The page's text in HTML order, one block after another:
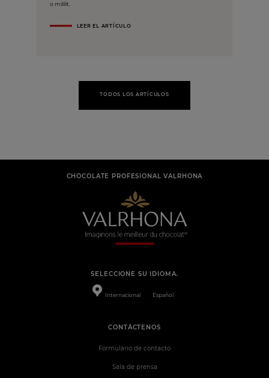
o mililit.
LEER EL ARTÍCULO
TODOS LOS ARTÍCULOS
CHOCOLATE PROFESIONAL VALRHONA
SELECCIONE SU IDIOMA.
Internacional Español
CONTÁCTENOS
Formulario de contacto
Sala de prensa